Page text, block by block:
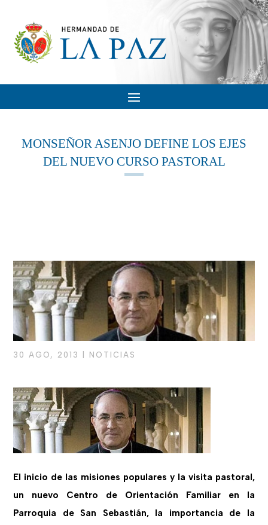
MONSEÑOR ASENJO DEFINE LOS EJES
DEL NUEVO CURSO PASTORAL
30 AGO, 2013 NOTICIAS
El inicio de las misiones populares y la visita pastoral,
un nuevo Centro de Orientación Familiar en la
Parroquia de San Sebastián, la importancia de la